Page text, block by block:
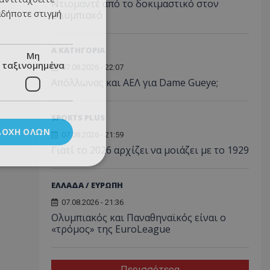
Ντιομαντέ από το δοκιμαστικό στον
Ολυμπιακό
07.08.2026 - 22:07
Απόλλωνας και ΑΕΛ για Dame Gueye;
SPORTS PLUS
07.08.2026 - 21:59
Γιατί το 2026 αρχίζει να μοιάζει με το 1929
ΕΛΛΑΔΑ / ΕΥΡΩΠΗ
07.08.2026 - 21:36
Ολυμπιακός και Παναθηναϊκός είναι ο
«τρόμος» της EuroLeague
στιγμή
Μη
ταξινομημένα
ΌΛΩΝ